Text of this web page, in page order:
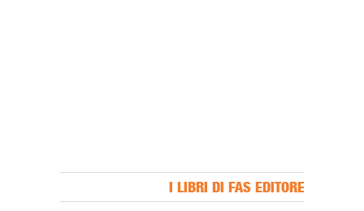
I LIBRI DI FAS EDITORE